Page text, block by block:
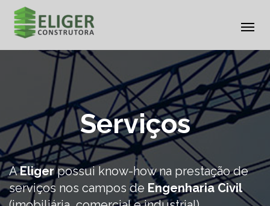
Serviços
AEligerpossui know-how na prestação de
serviços nos campos de Engenharia Civil